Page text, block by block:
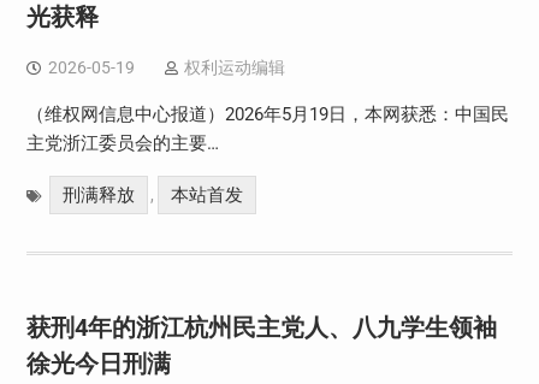
光获释
2026-05-19 权利运动编辑
（维权网信息中心报道）2026年5月19日，本网获悉：中国民
主党浙江委员会的主要…
刑满释放 , 本站首发
获刑4年的浙江杭州民主党人、八九学生领袖
徐光今日刑满